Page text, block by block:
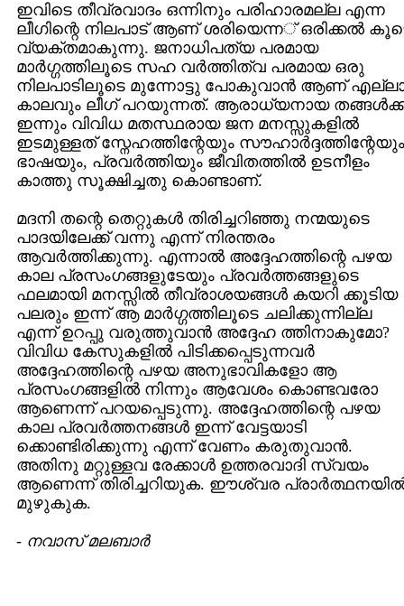
ഇവിടെ തീവ്രവാദം ഒന്നിനും പരിഹാരമല്ല എന്ന
ലീഗിന്റെ നിലപാട്‌ ആണ്‌ ശരിയെന്ന് ഒരിക്കല്‍
വ്യക്തമാകുന്നു. ജനാധിപത്യ പരമായ
മാര്‍ഗ്ഗത്തിലൂടെ സഹ വര്‍ത്തിത്വ പരമായ ഒരു
നിലപാടിലൂടെ മുന്നോട്ടു പോകുവാന്‍ ആണ്‌
കാലവും ലീഗ്‌ പറയുന്നത്‌. ആരാധ്യനായ
ഇന്നും വിവിധ മതസ്ഥരായ ജന മനസ്സുകളില്‍
ഇടമുള്ളത്‌ സ്നേഹത്തിന്റേയും സൗഹാര്‍ദ്ദത്തിന്റേയും
ഭാഷയും, പ്രവര്‍ത്തിയും ജീവിതത്തില്‍ ഉടനീളം
കാത്തു സൂക്ഷിച്ചതു കൊണ്ടാണ്‌.
മദനി തന്റെ തെറ്റുകള്‍ തിരിച്ചറിഞ്ഞു നന്മയുടെ
പാദയിലേക്ക്‌ വന്നു എന്ന് നിരന്തരം
ആവര്‍ത്തിക്കുന്നു. എന്നാല്‍ അദ്ദേഹത്തിന്റെ പഴയ
കാല പ്രസംഗങ്ങളുടേയും പ്രവര്‍ത്തങ്ങളുടെ
ഫലമായി മനസ്സില്‍ തീവ്രാശയങ്ങള്‍ കയറി ക്കൂടിയ
പലരും ഇന്ന് ആ മാര്‍ഗ്ഗത്തിലൂടെ ചലിക്കുന്നില്ല
എന്ന് ഉറപ്പു വരുത്തുവാന്‍ അദ്ദേഹ ത്തിനാകുമോ?
വിവിധ കേസുകളില്‍ പിടിക്കപ്പെടുന്നവര്‍
അദ്ദേഹത്തിന്റെ പഴയ അനുഭാവികളോ ആ
പ്രസംഗങ്ങളില്‍ നിന്നും ആവേശം കൊണ്ടവരോ
ആണെന്ന് പറയപ്പെടുന്നു. അദ്ദേഹത്തിന്റെ പഴയ
കാല പ്രവര്‍ത്തനങ്ങള്‍ ഇന്ന് വേട്ടയാടി
ക്കൊണ്ടിരിക്കുന്നു എന്ന് വേണം കരുതുവാന്‍.
അതിനു മറ്റുള്ളവ രേക്കാള്‍ ഉത്തരവാദി സ്വയം
ആണെന്ന് തിരിച്ചറിയുക. ഈശ്വര
മുഴുകുക.
- നവാസ് മലബാര്‍